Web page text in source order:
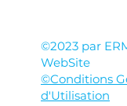
©2023 par
WebSite
©Conditions
d'Utilisation